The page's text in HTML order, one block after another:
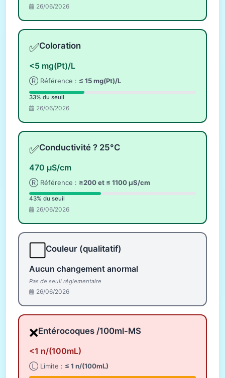
26/06/2026
✅Coloration
<5 mg(Pt)/L
Ⓡ Référence : ≤ 15 mg(Pt)/L
33% du seuil
26/06/2026
✅Conductivité ? 25°C
470 µS/cm
Ⓡ Référence : ≥200 et ≤ 1100 µS/cm
43% du seuil
26/06/2026
Couleur (qualitatif)
Aucun changement anormal
Pas de seuil réglementaire
26/06/2026
❌Entérocoques /100ml-MS
<1 n/(100mL)
Ⓛ Limite : ≤ 1 n/(100mL)